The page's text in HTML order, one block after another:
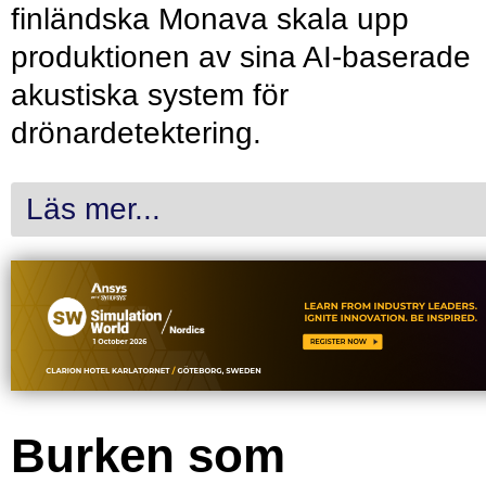
finländska Monava skala upp
produktionen av sina AI-baserade
akustiska system för
drönardetektering.
Läs mer...
Burken som